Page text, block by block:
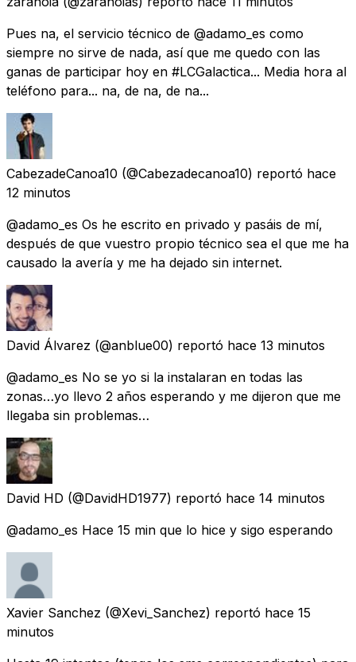
Pues na, el servicio técnico de @adamo_es como
siempre no sirve de nada, así que me quedo con las
ganas de participar hoy en #LCGalactica... Media hora al
teléfono para... na, de na, de na...
CabezadeCanoa10 (@Cabezadecanoa10) reportó hace
12 minutos
@adamo_es Os he escrito en privado y pasáis de mí,
después de que vuestro propio técnico sea el que me ha
causado la avería y me ha dejado sin internet.
David Álvarez (@anblue00) reportó hace 13 minutos
@adamo_es No se yo si la instalaran en todas las
zonas…yo llevo 2 años esperando y me dijeron que me
llegaba sin problemas…
David HD (@DavidHD1977) reportó hace 14 minutos
@adamo_es Hace 15 min que lo hice y sigo esperando
Xavier Sanchez (@Xevi_Sanchez) reportó hace 15
minutos